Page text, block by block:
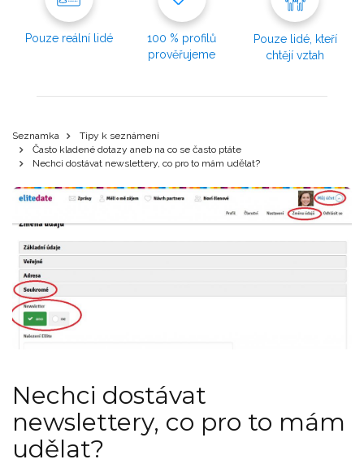
Pouze reální lidé
100 % profilů
prověřujeme
Pouze lidé, kteří
chtějí vztah
Seznamka
Tipy k seznámení
Často kladené dotazy aneb na co se často ptáte
Nechci dostávat newslettery, co pro to mám udělat?
Nechci dostávat
newslettery, co pro to mám
udělat?